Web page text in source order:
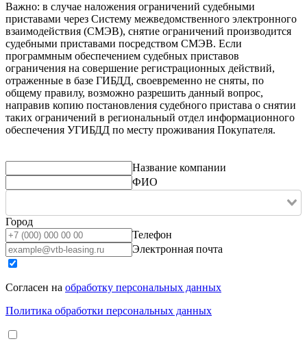
Важно: в случае наложения ограничений судебными
приставами через Систему межведомственного электронного
взаимодействия (СМЭВ), снятие ограничений производится
судебными приставами посредством СМЭВ. Если
программным обеспечением судебных приставов
ограничения на совершение регистрационных действий,
отраженные в базе ГИБДД, своевременно не сняты, по
общему правилу, возможно разрешить данный вопрос,
направив копию постановления судебного пристава о снятии
таких ограничений в региональный отдел информационного
обеспечения УГИБДД по месту проживания Покупателя.
Название компании
ФИО
Город
Телефон
Электронная почта
Согласен на обработку персональных данных
Политика обработки персональных данных